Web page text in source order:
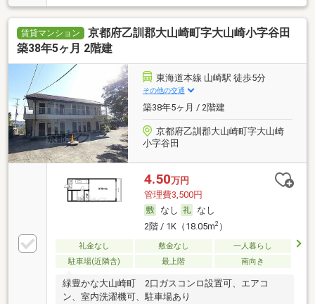
賃貸マンション
京都府乙訓郡大山崎町字大山崎小字谷田
築38年5ヶ月 2階建
東海道本線 山崎駅 徒歩5分
その他の交通
築38年5ヶ月 / 2階建
京都府乙訓郡大山崎町字大山崎
小字谷田
4.50万円
管理費3,500円
なし
なし
2階 / 1K（18.05m2）
礼金なし 敷金なし
一人暮らし
駐車場(近隣含)
最上階 南向き
緑豊かな大山崎町 2口ガスコンロ設置可、エアコ
ン、室内洗濯機可、駐車場あり